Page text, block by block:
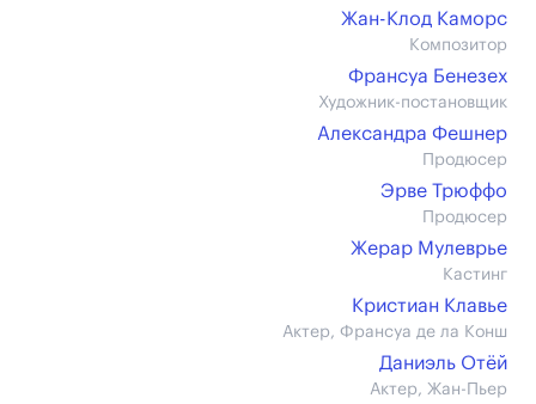
Жан-Клод Каморс
Композитор
Франсуа Бенезех
Художник-постановщик
Александра Фешнер
Продюсер
Эрве Трюффо
Продюсер
Жерар Мулеврье
Кастинг
Кристиан Клавье
Актер, Франсуа де ла Конш
Даниэль Отёй
Актер, Жан-Пьер